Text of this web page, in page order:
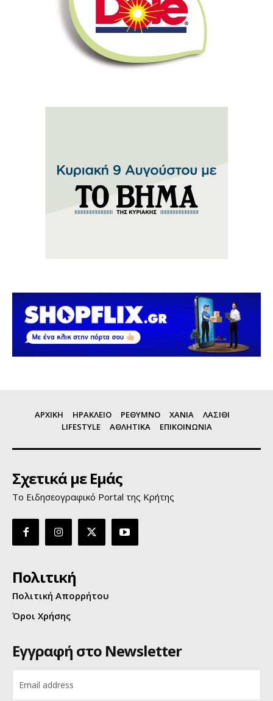
ΑΡΧΙΚΗ ΗΡΑΚΛΕΙΟ ΡΕΘΥΜΝΟ ΧΑΝΙΑ
ΛΑΣΙΘΙ
LIFESTYLE
ΑΘΛΗΤΙΚΑ ΕΠΙΚΟΙΝΩΝΙΑ
Σχετικά με Εμάς
Το Ειδησεογραφικό Portal της Κρήτης
Πολιτική
Πολιτική Απορρήτου
Όροι Χρήσης
Εγγραφή στο Newsletter